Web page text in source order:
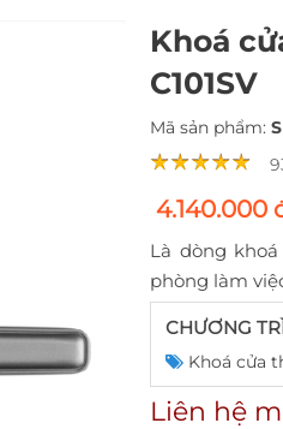
Khoá
C101SV
Mã sản phẩm:
4.140.000
Là dòng
phòng làm
CHƯƠNG
Khoá cửa
Liên hệ